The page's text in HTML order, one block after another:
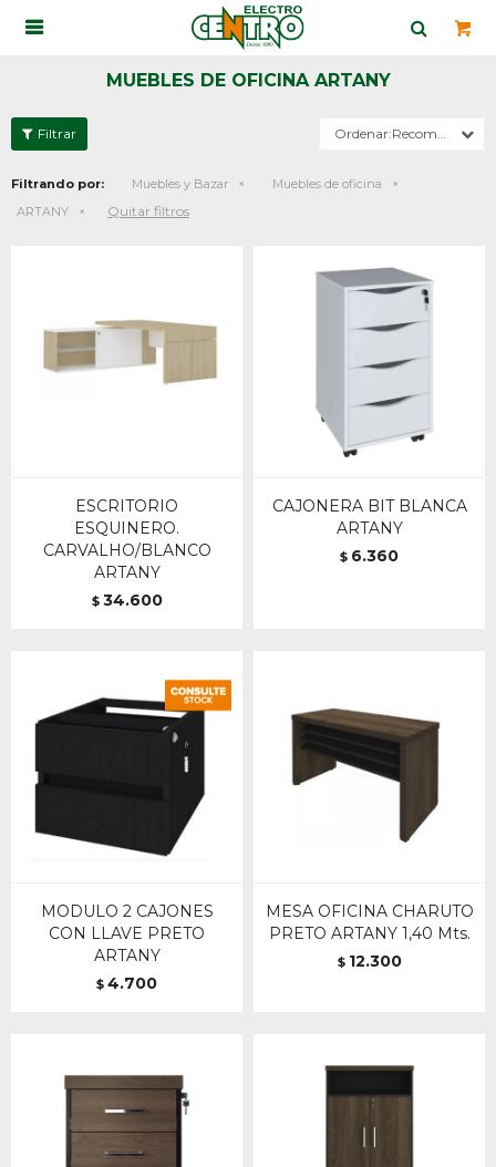

MUEBLES DE OFICINA ARTANY
Recomendados
Filtrando por: Muebles y Bazar
Muebles de oficina
ARTANY
Quitar filtros
ESCRITORIO
ESQUINERO.
CARVALHO/BLANCO
ARTANY
$ 34.600
CAJONERA BIT BLANCA
ARTANY
$ 6.360
MODULO 2 CAJONES
CON LLAVE PRETO
ARTANY
$ 4.700
MESA OFICINA CHARUTO
PRETO ARTANY 1,40 Mts.
$ 12.300